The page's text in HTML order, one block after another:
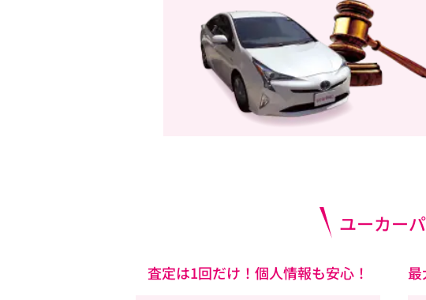
ユーカー
査定は1回だけ！個人情報も安心！